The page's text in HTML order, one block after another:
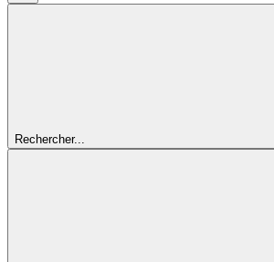
Rechercher...